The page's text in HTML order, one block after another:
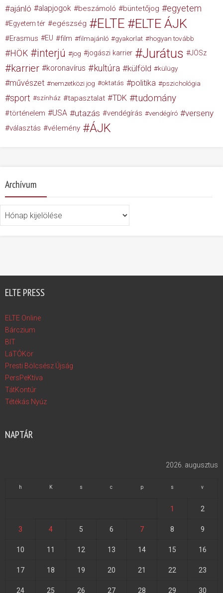
ajánló alapjogok beszámoló büntetőjog egyetem
Egyetem tér egészség ELTE ELTE ÁJK
Erasmus EU film filmajánló gyakorlat hogyan tovább
HÖK interjú jog jogászi karrier Jurátus JÖSz
karrier koronavírus kultúra külföld külügy
művészet nemzetközi jog oktatás politika pszichológia
sport színház tapasztalat TDK tudomány
történelem USA utazás vendégírás vendégíró verseny
választás vélemény ÁJK
Archívum
ELTE PRESS
ELTE Online
Bárczium
BIT
LáTÓKör
Presti Bölcsész Újság
PersPeKtíva
TátKontúr
Tétékás Nyúz
NAPTÁR
2026. augusztus
h K s c p s v
1 2
3 4 5 6 7 8 9
10 11 12 13 14 15 16
17 18 19 20 21 22 23
24 25 26 27 28 29 30